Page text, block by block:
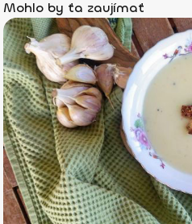
Mohlo by ťa zaujímať